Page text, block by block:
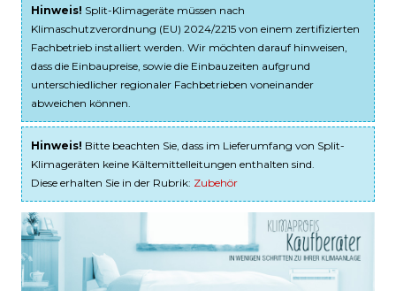
Hinweis! Split-Klimageräte müssen nach
Klimaschutzverordnung (EU) 2024/2215 von einem zertifizierten
Fachbetrieb installiert werden. Wir möchten darauf hinweisen,
dass die Einbaupreise, sowie die Einbauzeiten aufgrund
unterschiedlicher regionaler Fachbetrieben voneinander
abweichen können.
Hinweis! Bitte beachten Sie, dass im Lieferumfang von Split-
Klimageräten keine Kältemittelleitungen enthalten sind.
Diese erhalten Sie in der Rubrik: Zubehör